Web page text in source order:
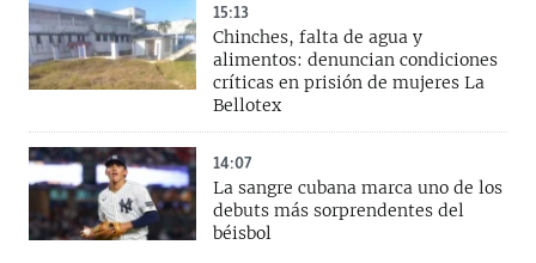
15:13
Chinches, falta de agua y
alimentos: denuncian condiciones
críticas en prisión de mujeres La
Bellotex
14:07
La sangre cubana marca uno de los
debuts más sorprendentes del
béisbol